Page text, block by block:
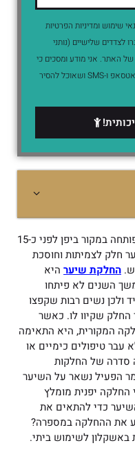
שימוש ומדיניות הפרטיות
לצדדים שלישיים (נותני
של האתר. אני מודע ומסכים כי
הפרטים ישמשו לצורך דיוור פרסומי במייל, וואטסאפ ו-SMS ושאוכל להסיר
החלקה יפנית באשקלון היא שיטה שפותחה במקור ביפן לפני כ-15
חלק לצמיתות וחוסכת
החלקת שיער היא
השנים לא פיתחו
נשים רבות שקפצו
שקיוו לו. כאשר
המקורית, היא התאימה
טיפולים כימיים או
סדרה של החלקות
הפעיל נשאר על השיער
החלקה יפנית מומלץ
כדי להתאים את
את ההחלקה במספרה?
לשימוש ביתי.